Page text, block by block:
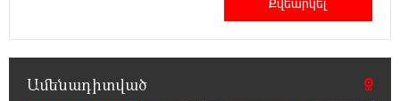
Հայաստան
Ամենադիտված